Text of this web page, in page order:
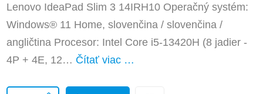
Lenovo IdeaPad Slim 3 14IRH10 Operačný systém:
Windows® 11 Home, slovenčina / slovenčina /
angličtina Procesor: Intel Core i5-13420H (8 jadier -
4P + 4E, 12… Čítať viac …